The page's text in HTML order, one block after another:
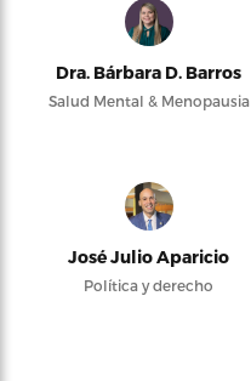
Dra. Bárbara D. Barros
Salud Mental & Menopausia
José Julio Aparicio
Política y derecho